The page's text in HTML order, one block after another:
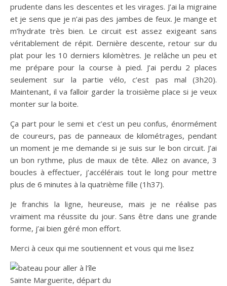
prudente dans les descentes et les virages. J’ai la migraine
et je sens que je n’ai pas des jambes de feux. Je mange et
m’hydrate très bien. Le circuit est assez exigeant sans
véritablement de répit. Dernière descente, retour sur du
plat pour les 10 derniers kilomètres. Je relâche un peu et
me prépare pour la course à pied. J’ai perdu 2 places
seulement sur la partie vélo, c’est pas mal (3h20).
Maintenant, il va falloir garder la troisième place si je veux
monter sur la boite.
Ça part pour le semi et c’est un peu confus, énormément
de coureurs, pas de panneaux de kilométrages, pendant
un moment je me demande si je suis sur le bon circuit. J’ai
un bon rythme, plus de maux de tête. Allez on avance, 3
boucles à effectuer, j’accélérais tout le long pour mettre
plus de 6 minutes à la quatrième fille (1h37).
Je franchis la ligne, heureuse, mais je ne réalise pas
vraiment ma réussite du jour. Sans être dans une grande
forme, j’ai bien géré mon effort.
Merci à ceux qui me soutiennent et vous qui me lisez